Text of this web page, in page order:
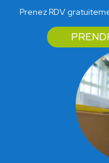
Prenez RDV